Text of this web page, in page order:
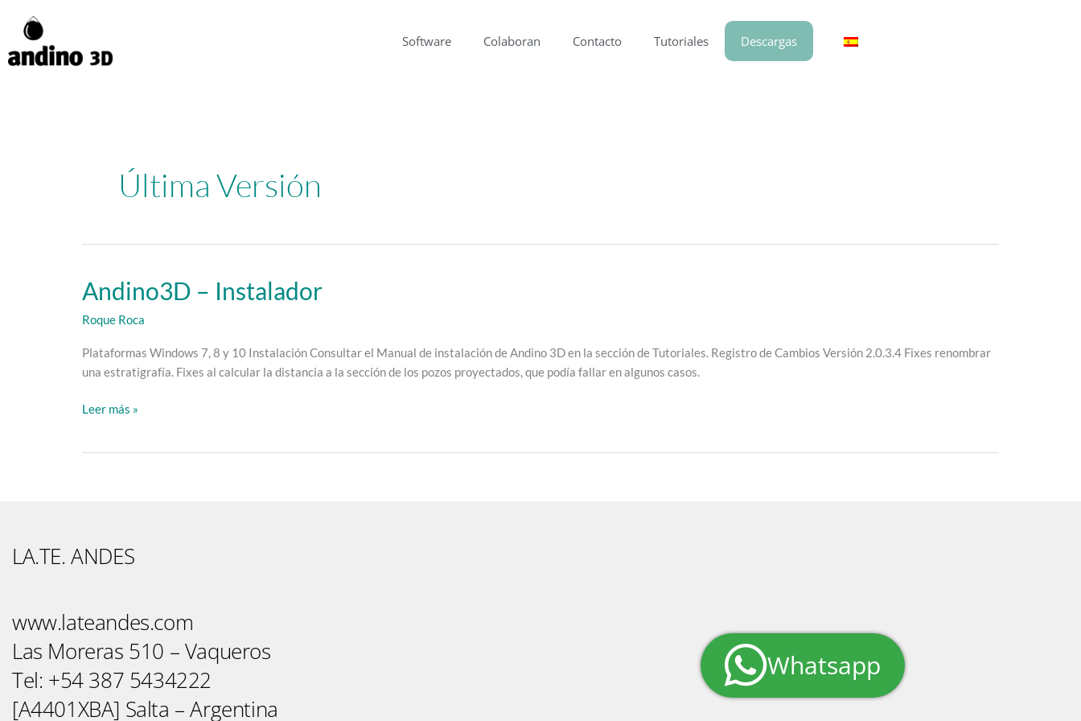
contenido
Software Colaboran Contacto Tutoriales Descargas
Última Versión
Andino3D – Instalador
Roque Roca
Plataformas Windows 7, 8 y 10 Instalación Consultar el Manual de instalación de Andino 3D en la sección de Tutoriales. Registro de Cambios Versión 2.0.3.4 Fixes renombrar
una estratigrafía. Fixes al calcular la distancia a la sección de los pozos proyectados, que podía fallar en algunos casos.
Andino3D
–
Instalador
Leer más »
LA.TE. ANDES
www.lateandes.com
Las Moreras 510 – Vaqueros
Tel: +54 387 5434222
[A4401XBA] Salta – Argentina
Whatsapp